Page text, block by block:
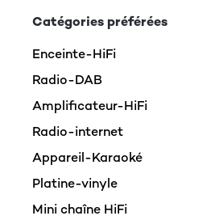
AVIS
Overall appears to be
Amazon user
Catégories préférées
Enceinte-HiFi
Radio-DAB
Amplificateur-HiFi
Radio-internet
Appareil-Karaoké
Platine-vinyle
Mini chaîne HiFi